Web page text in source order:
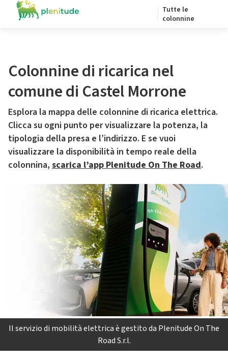
Tutte le
colonnine
Colonnine di ricarica nel
comune di Castel Morrone
Esplora la mappa delle colonnine di ricarica elettrica.
Clicca su ogni punto per visualizzare la potenza, la
tipologia della presa e l’indirizzo. E se vuoi
visualizzare la disponibilità in tempo reale della
colonnina, scarica l’app Plenitude On The Road.
Il servizio di mobilità elettrica è gestito da Plenitude On The
Road S.r.l.